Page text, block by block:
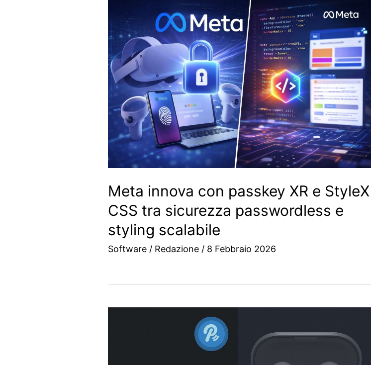
Meta innova con passkey XR e StyleX
CSS tra sicurezza passwordless e
styling scalabile
Software / Redazione / 8 Febbraio 2026